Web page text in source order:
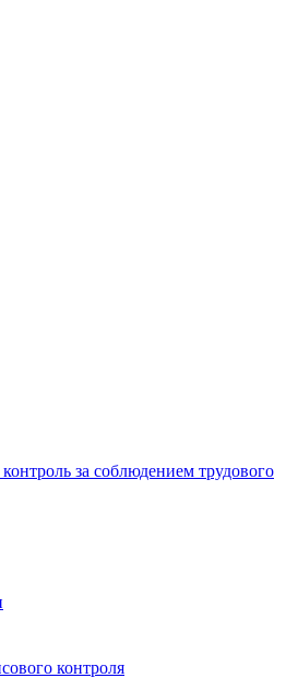
за соблюдением трудового
контроля